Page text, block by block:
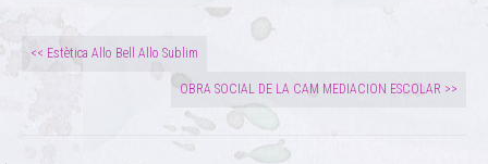
<< Estètica Allo Bell Allo Sublim
OBRA SOCIAL DE LA CAM MEDIACION ESCOLAR >>